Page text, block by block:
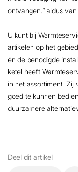
ontvangen.” aldus van
U kunt bij
artikelen op het
én de benodigde
ketel heeft
in het assortiment. Zij
goed te kunnen
duurzamere
Deel dit artikel